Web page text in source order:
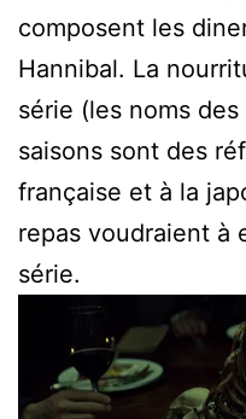
composent les
Hannibal. La
série (les noms
saisons sont des
française et à la
repas voudraient à
série.